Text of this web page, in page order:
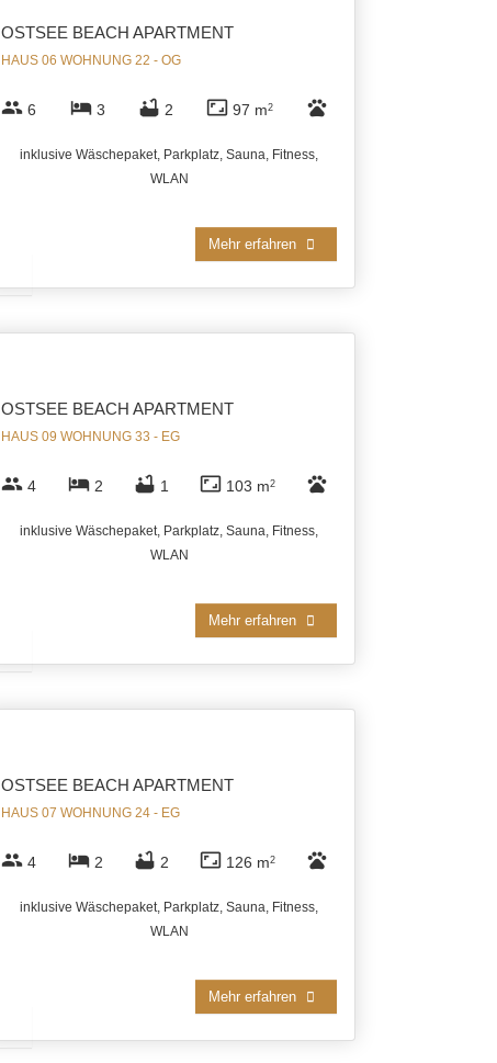
OSTSEE BEACH APARTMENT
HAUS 06 WOHNUNG 22 - OG
group 6 hotel 3 bathtub 2 aspect_ratio 97 m2 pets
inklusive Wäschepaket, Parkplatz, Sauna, Fitness,
WLAN
Mehr erfahren
OSTSEE BEACH APARTMENT
HAUS 09 WOHNUNG 33 - EG
group 4 hotel 2 bathtub 1 aspect_ratio 103 m2 pets
inklusive Wäschepaket, Parkplatz, Sauna, Fitness,
WLAN
Mehr erfahren
OSTSEE BEACH APARTMENT
HAUS 07 WOHNUNG 24 - EG
group 4 hotel 2 bathtub 2 aspect_ratio 126 m2 pets
inklusive Wäschepaket, Parkplatz, Sauna, Fitness,
WLAN
Mehr erfahren